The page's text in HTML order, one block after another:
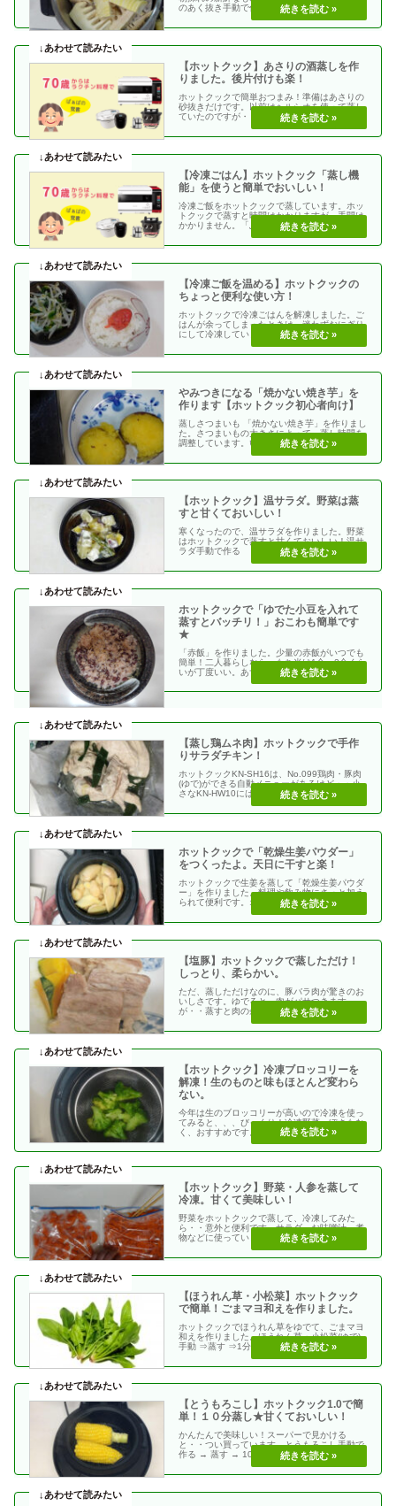
のあく抜き手動で作る →蒸し板を使って蒸
す →60分下記・・
【ホットクック】あさりの酒蒸しを作
りました。後片付けも楽！
ホットクックで簡単おつまみ！準備はあさりの
砂抜きだけです。以前はヘルシオを使って蒸し
ていたのですが・・・後片付けがホットクック
のほうが楽です・・
【冷凍ごはん】ホットクック「蒸し機
能」を使うと簡単でおいしい！
冷凍ご飯をホットクックで蒸しています。ホッ
トクックで蒸すと時間はかかりますが、手間は
かかりません。「ふっくらツヤツヤ 」炊きたて
【冷凍ご飯を温める】ホットクックの
ちょっと便利な使い方！
ホットクックで冷凍ごはんを解凍しました。ご
はんが余ってしまったときは、迷わずおにぎり
にして冷凍しています。冷凍ごはんをふっくら
解凍するには、・・
やみつきになる「焼かない焼き芋」を
作ります【ホットクック初心者向け】
蒸しさつまいも 「焼かない焼き芋」を作りまし
た。さつまいもの大きさによって、蒸し時間を
調整しています。いろんな種類のサツマイモが
【ホットクック】温サラダ。野菜は蒸
すと甘くておいしい！
寒くなったので、温サラダを作りました。野菜
はホットクックで蒸すと甘くておいしい！温サ
ラダ手動で作る →蒸す →10分下記動画↓を
ホットクックで「ゆでた小豆を入れて
蒸すとバッチリ！」おこわも簡単です
★
「赤飯」を作りました。少量の赤飯がいつでも
簡単！二人暮らしなら、もち米は1合～2合くら
いが丁度いい。あずきの煮汁で数時間つける
と、きれいな赤・・
【蒸し鶏ムネ肉】ホットクックで手作
りサラダチキン！
ホットクックKN-SH16は、No.099鶏肉・豚肉
(ゆで)ができる自動メニューがあるけど・・小
さなKN-HW10にはありません。そこで、
ホットクックで「乾燥生姜パウダー」
をつくったよ。天日に干すと楽！
ホットクックで生姜を蒸して「乾燥生姜パウダ
ー」を作りました。料理や飲み物にさっと加え
られて便利です。オーブン「80℃・1時間」で
【塩豚】ホットクックで蒸しただけ！
しっとり、柔らかい。
ただ、蒸しただけなのに、豚バラ肉が驚きのお
いしさです。ゆでると、肉がパサつきます
が・・蒸すと肉の余分な脂が落ちて、しっと
り、柔らかな仕上がり・・
【ホットクック】冷凍ブロッコリーを
解凍！生のものと味もほとんど変わら
ない。
今年は生のブロッコリーが高いので冷凍を使っ
てみると、、、びっくり！冷凍野菜っぽさもな
く、おすすめです。冷凍ブロッコリーは、生の
ものと味もほと・・
【ホットクック】野菜・人参を蒸して
冷凍。甘くて美味しい！
野菜をホットクックで蒸して、冷凍してみた
ら・・意外と便利です。サラダ、お味噌汁、煮
物などに使っています。ホットクックで野菜を
蒸しただけですが・・
【ほうれん草・小松菜】ホットクック
で簡単！ごまマヨ和えを作りました。
ホットクックでほうれん草をゆでて、ごまマヨ
和えを作りました。ほうれん草・小松菜(ゆで)
手動 ⇒蒸す ⇒1分 メニュー番号で探す →
【とうもろこし】ホットクック1.0で簡
単！１０分蒸し★甘くておいしい！
かんたんで美味しい！スーパーで見かける
と・・つい買っています。とうもろこし手動で
作る → 蒸す → 10分↓をクイックすると、作り